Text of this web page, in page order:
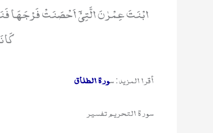
ابْنَتَ عِمْرٰنَ الَّتِیْۤ اَحْصَنَتْ فَرْجَهَا
أقرا المزيد: سورة الطلاق
سورة التحريم تفسير